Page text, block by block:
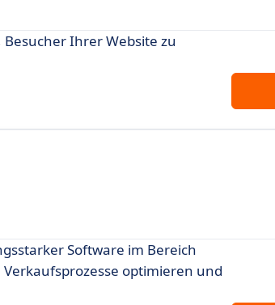
Ihrer Website zu
Software im Bereich
optimieren und